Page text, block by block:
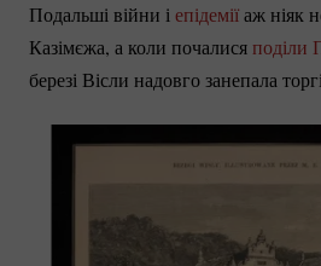
Подальші війни і епідеміїаж ніяк
Казімєжа, а коли почалися поділи
березі Вісли надовго занепала